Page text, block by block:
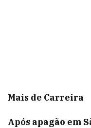
Mais de Carreira
Após apagão em